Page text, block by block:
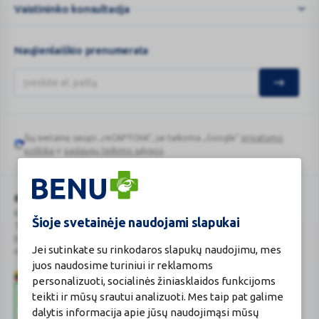
Šioje svetainėje naudojami slapukai
Jei sutinkate su rinkodaros slapukų naudojimu, mes
juos naudosime turiniui ir reklamoms
personalizuoti, socialinės žiniasklaidos funkcijoms
teikti ir mūsų srautui analizuoti. Mes taip pat galime
dalytis informacija apie jūsų naudojimąsi mūsų
Vaistininko konsultacija
Naujienlaiškio prenumerata
Google
Šią svetainę saugo „reCAPTCHA“, jai taikoma „Google“
privatumo
politika
paslaugų teikimo sąlygos
BENU Vaistinė Lietuva, UAB
Kauno r. sav., Karmėlavos sen., Ramučių k., Gamybos g. 4
Tel. +370 37 225 522
Maisto tvarkymo subjektų registro numeris: 190004257